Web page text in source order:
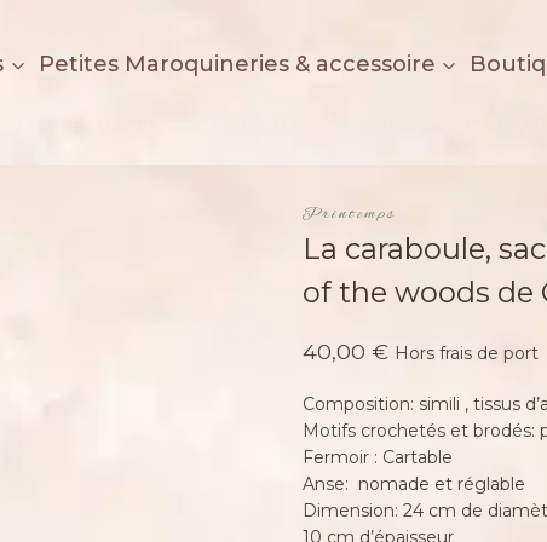
Petites Maroquineries & accessoire
Printemps
La caraboule,
of the woods de
40,00 € Hors frais de port
Composition: simili , tissus
Motifs crochetés et brodés:
Fermoir : Cartable
Anse: nomade et réglable
Dimension: 24 cm de
10 cm d’épaisseur